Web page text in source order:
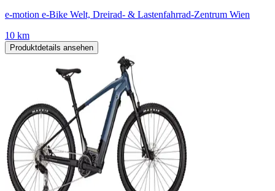
e-motion e-Bike Welt, Dreirad- & Lastenfahrrad-Zentrum Wien
10 km
Produktdetails ansehen